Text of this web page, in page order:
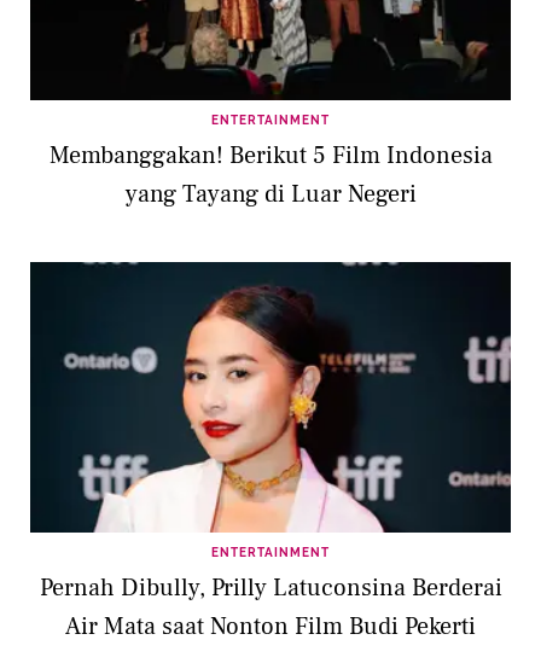
ENTERTAINMENT
Membanggakan! Berikut 5 Film Indonesia
yang Tayang di Luar Negeri
ENTERTAINMENT
Pernah Dibully, Prilly Latuconsina Berderai
Air Mata saat Nonton Film Budi Pekerti